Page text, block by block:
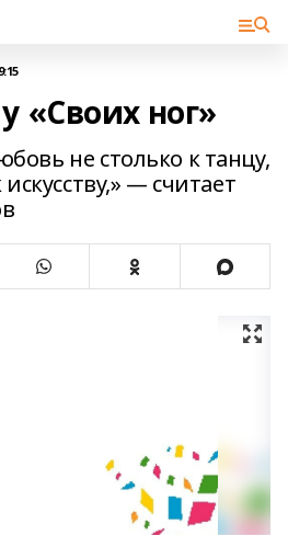
«Своих ног»
не столько к танцу,
— считает